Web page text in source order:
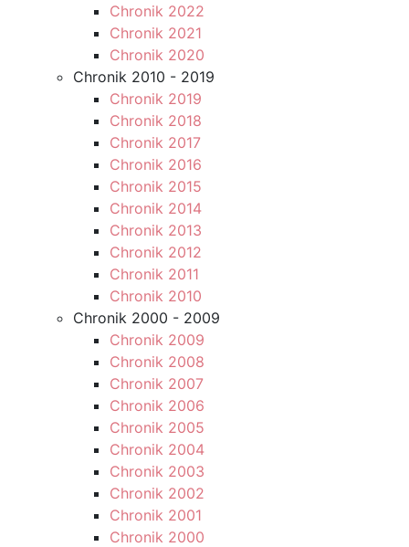
Chronik 2022
Chronik 2021
Chronik 2020
Chronik 2010 - 2019
Chronik 2019
Chronik 2018
Chronik 2017
Chronik 2016
Chronik 2015
Chronik 2014
Chronik 2013
Chronik 2012
Chronik 2011
Chronik 2010
Chronik 2000 - 2009
Chronik 2009
Chronik 2008
Chronik 2007
Chronik 2006
Chronik 2005
Chronik 2004
Chronik 2003
Chronik 2002
Chronik 2001
Chronik 2000